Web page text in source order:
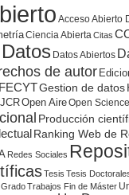
Acceso Abierto
Ciencia Abierta Citas
Datos Datos Abiertos
de autor
FECYTGestion de datos
JCROpen AireOpen Science
Producción
Ranking Web de
Redes Sociales
Tesis Tesis
Trabajos Fin de Máster